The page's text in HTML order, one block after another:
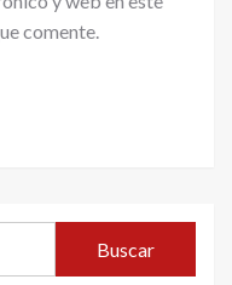
comente.